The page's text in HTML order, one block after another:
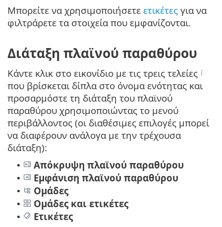
Μπορείτε να χρησιμοποιήσετε ετικέτες για να
φιλτράρετε τα στοιχεία που εμφανίζονται.
Διάταξη πλαϊνού παραθύρου
Κάντε κλικ στο εικονίδιο με τις τρεις τελείες
που βρίσκεται δίπλα στο όνομα ενότητας και
προσαρμόστε τη διάταξη του πλαϊνού
παραθύρου χρησιμοποιώντας το μενού
περιβάλλοντος (οι διαθέσιμες επιλογές μπορεί
να διαφέρουν ανάλογα με την τρέχουσα
διάταξη):
• Απόκρυψη πλαϊνού παραθύρου
• Εμφάνιση πλαϊνού παραθύρου
• Ομάδες
• Ομάδες και ετικέτες
•
Ετικέτες